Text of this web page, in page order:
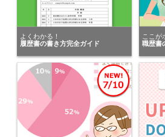
にキニナルを送りました。
愛知県の女性が
株式会社エキスパートスタッフ
にキニナルを送りました。
株式会社スタッフサービス（オフ
が静岡県の女性にキニナルを送り
愛知県の男性が
よくわかる！
履歴書の書き方完全ガイド
ここが
職歴書